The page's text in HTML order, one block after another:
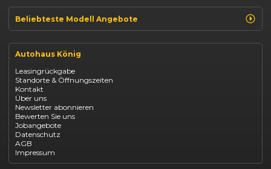
Beliebteste Modell Angebote
Renault Arkana Leasing
Renault Captur Leasing
Opel Astra leasen
Opel Mokka kaufen
Opel Grandland finanzieren
Opel Vivaro Gewerbeleasing
Fiat 500 finanzieren
Fiat Panda leasen
Dacia Duster finanzieren
Dacia Sandero kaufen
Dacia Jogger leasen
Jeep Compass leasen
Jeep Renegade finanzieren
Autohaus König
Leasingrückgabe
Standorte & Öffnungszeiten
Kontakt
Über uns
Newsletter abonnieren
Bewerten Sie uns
Jobangebote
Datenschutz
AGB
Impressum